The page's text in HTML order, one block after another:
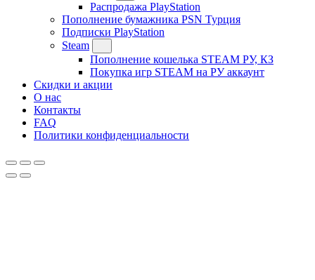
Распродажа PlayStation
Пополнение бумажника PSN Турция
Подписки PlayStation
Steam
Пополнение кошелька STEAM РУ, КЗ
Покупка игр STEAM на РУ аккаунт
Скидки и акции
О нас
Контакты
FAQ
Политики конфиденциальности